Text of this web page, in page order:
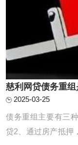
慈利网贷债务重组
2025-03-25
债务重组主要有三
贷2、通过房产抵押